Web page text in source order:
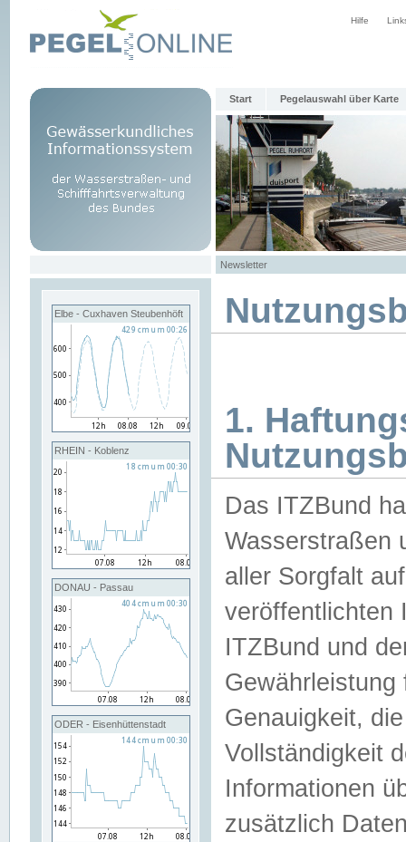
Hilfe
Start Pegelauswahl über Karte
Newsletter
Elbe - Cuxhaven Steubenhöft
RHEIN - Koblenz
DONAU - Passau
ODER - Eisenhüttenstadt
1.
Das ITZBund
Wasserstraßen
aller Sorgfalt
veröffentlichten
ITZBund und
Genauigkeit,
Vollständigkeit
Informationen
zusätzlich